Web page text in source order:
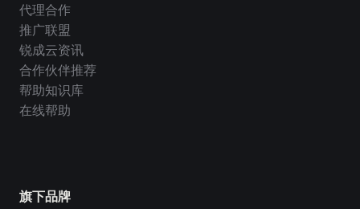
旗下品牌
代理合作
推广联盟
锐成云资讯
合作伙伴推荐
帮助知识库
在线帮助